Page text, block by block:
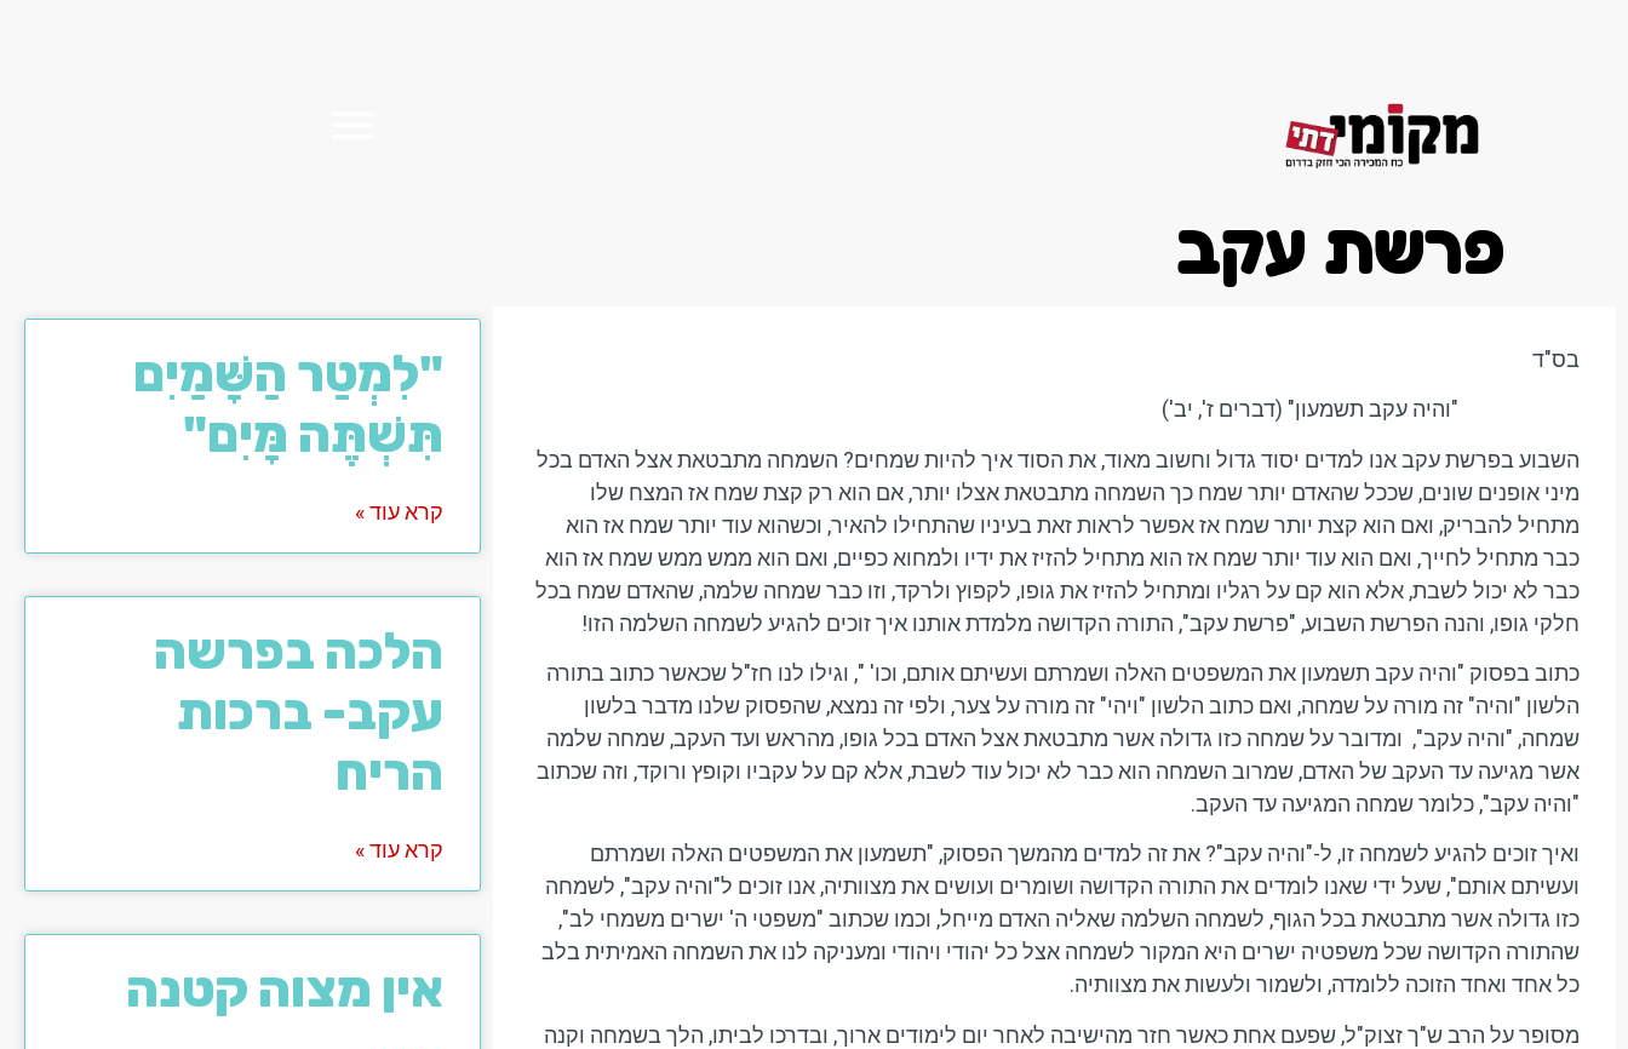
פרשת עקב
בס"ד
"והיה עקב תשמעון" (דברים ז', יב')
השבוע בפרשת עקב אנו למדים יסוד גדול וחשוב מאוד, את הסוד איך להיות שמחים? השמחה מתבטאת אצל האדם בכל
מיני אופנים שונים, שככל שהאדם יותר שמח כך השמחה מתבטאת אצלו יותר, אם הוא רק קצת שמח אז המצח שלו
מתחיל להבריק, ואם הוא קצת יותר שמח אז אפשר לראות זאת בעיניו שהתחילו להאיר, וכשהוא עוד יותר שמח אז הוא
כבר מתחיל לחייך, ואם הוא עוד יותר שמח אז הוא מתחיל להזיז את ידיו ולמחוא כפיים, ואם הוא ממש ממש שמח אז הוא
כבר לא יכול לשבת, אלא הוא קם על רגליו ומתחיל להזיז את גופו, לקפוץ ולרקד, וזו כבר שמחה שלמה, שהאדם שמח בכל
חלקי גופו, והנה הפרשת השבוע, "פרשת עקב", התורה הקדושה מלמדת אותנו איך זוכים להגיע לשמחה השלמה הזו!
כתוב בפסוק "והיה עקב תשמעון את המשפטים האלה ושמרתם ועשיתם אותם, וכו' ", וגילו לנו חז"ל שכאשר כתוב בתורה
הלשון "והיה" זה מורה על שמחה, ואם כתוב הלשון "ויהי" זה מורה על צער, ולפי זה נמצא, שהפסוק שלנו מדבר בלשון
שמחה, "והיה עקב", ומדובר על שמחה כזו גדולה אשר מתבטאת אצל האדם בכל גופו, מהראש ועד העקב, שמחה שלמה
אשר מגיעה עד העקב של האדם, שמרוב השמחה הוא כבר לא יכול עוד לשבת, אלא קם על עקביו וקופץ ורוקד, וזה שכתוב
"והיה עקב", כלומר שמחה המגיעה עד העקב.
ואיך זוכים להגיע לשמחה זו, ל-"והיה עקב"? את זה למדים מהמשך הפסוק, "תשמעון את המשפטים האלה ושמרתם
ועשיתם אותם", שעל ידי שאנו לומדים את התורה הקדושה ושומרים ועושים את מצוותיה, אנו זוכים ל"והיה עקב", לשמחה
כזו גדולה אשר מתבטאת בכל הגוף, לשמחה השלמה שאליה האדם מייחל, וכמו שכתוב "משפטי ה' ישרים משמחי לב",
שהתורה הקדושה שכל משפטיה ישרים היא המקור לשמחה אצל כל יהודי ויהודי ומעניקה לנו את השמחה האמיתית בלב
כל אחד ואחד הזוכה ללומדה, ולשמור ולעשות את מצוותיה.
מסופר על הרב ש"ך זצוק"ל, שפעם אחת כאשר חזר מהישיבה לאחר יום לימודים ארוך, ובדרכו לביתו, הלך בשמחה וקנה
"לִמְטַר הַשָּׁמַיִם
תִּשְׁתֶּה מָּיִם"
קרא עוד »
הלכה בפרשה
עקב- ברכות
הריח
קרא עוד »
אין מצוה קטנה